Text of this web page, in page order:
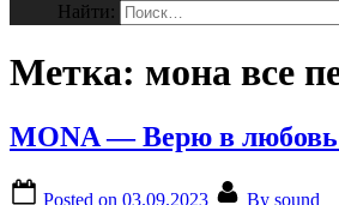
Найти:
Метка: мона все
MONA — Верю в
Posted on 03.09.2023 By sound